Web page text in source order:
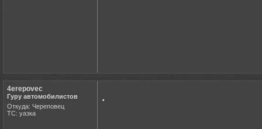
4erepovec
Гуру автомобилистов
Откуда: Череповец
ТС: уазка
.